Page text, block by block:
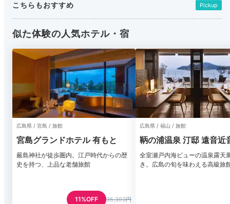
こちらもおすすめ Pickup
似た体験の人気ホテル・宿
広島県 / 宮島 / 旅館
宮島グランドホテル 有もと
嚴島神社が徒歩圏内。江戸時代からの歴
史を持つ、上品な老舗旅館
11%OFF 35,393円
広島県 / 福山 / 旅館
鞆の浦温泉 汀邸 遠音近
全室瀬戸内海ビューの温泉露天
き。広島の旬を味わえる高級旅